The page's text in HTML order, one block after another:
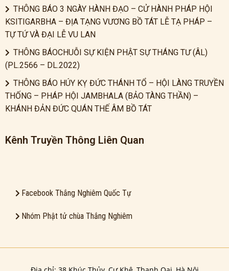
THÔNG BÁO 3 NGÀY HÀNH ĐẠO – CỬ HÀNH PHÁP HỘI
KSITIGARBHA – ĐỊA TẠNG VƯƠNG BỒ TÁT LỄ TẠ PHÁP –
TỰ TỨ VÀ ĐẠI LỄ VU LAN
THÔNG BÁOCHUỖI SỰ KIỆN PHẬT SỰ THÁNG TƯ (ÂL)
(PL.2566 – DL.2022)
THÔNG BÁO HÚY KỴ ĐỨC THÁNH TỔ – HỘI LÀNG TRUYỀN
THỐNG – PHÁP HỘI JAMBHALA (BẢO TÀNG THẦN) –
KHÁNH ĐẢN ĐỨC QUÁN THẾ ÂM BỒ TÁT
Kênh Truyền Thông Liên Quan
Facebook Thắng Nghiêm Quốc Tự
Nhóm Phật tử chùa Thắng Nghiêm